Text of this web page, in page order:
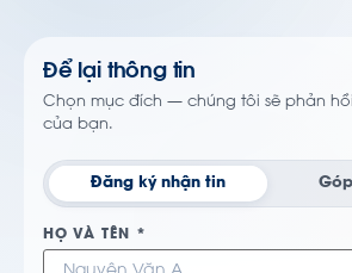
Để lại thông tin
Chọn mục đích — chúng tôi sẽ phản
của bạn.
Đăng ký nhận tin
HỌ VÀ TÊN *